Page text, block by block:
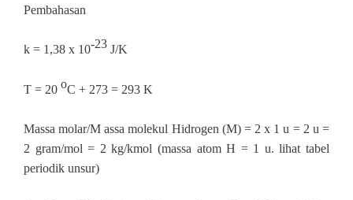
Pembahasan
k = 1,38 x 10‐23 J/K
T = 20 oC + 273 = 293 K
Massa molar/M assa molekul Hidrogen (M) = 2 x 1 u = 2 u =
2 gram/mol = 2 kg/kmol (massa atom H = 1 u. lihat tabel
periodik unsur)